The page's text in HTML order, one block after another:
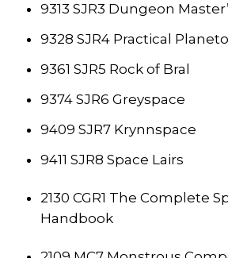
9313 SJR3 Dungeon
9328 SJR4 Practical
9361 SJR5 Rock of Bral
9374 SJR6 Greyspace
9409 SJR7 Krynnspace
9411 SJR8 Space Lairs
2130 CGR1 The Complete
Handbook